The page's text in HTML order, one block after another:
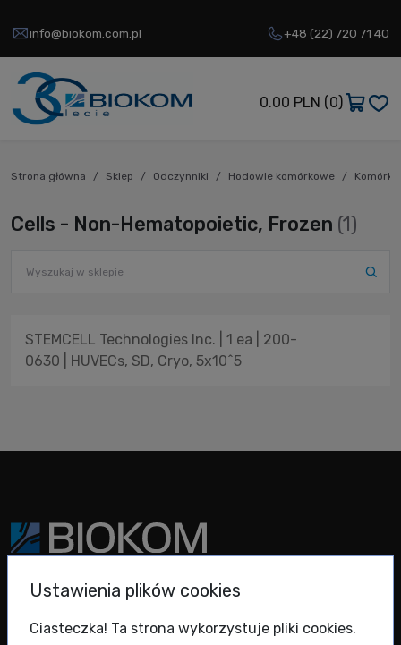
info@biokom.com.pl +48 (22) 720 71 40
0.00 PLN (0)
Strona główna Sklep Odczynniki Hodowle komórkowe Komórki
Cells - Non-Hematopoietic, Frozen (1)
STEMCELL Technologies Inc. | 1 ea | 200-
0630 | HUVECs, SD, Cryo, 5x10^5
BIOKOM Spółka z ograniczoną odpowiedzialnością spółka
KRS: 0000786924
Ustawienia plików cookies
Ciasteczka! Ta strona wykorzystuje pliki cookies.